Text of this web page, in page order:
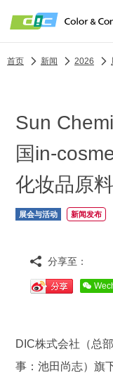
首页 新闻 2026
Sun
国in-
化妆品原
展会与活动 新闻发布
分享至：
DIC株式会社（总
事：池田尚志）旗